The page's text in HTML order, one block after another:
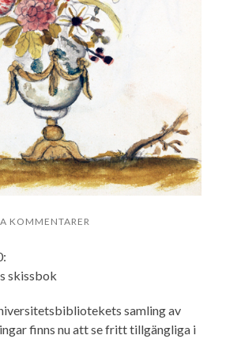
KOMMENTARER
skissbok
samling av
finns nu att se fritt tillgängliga i